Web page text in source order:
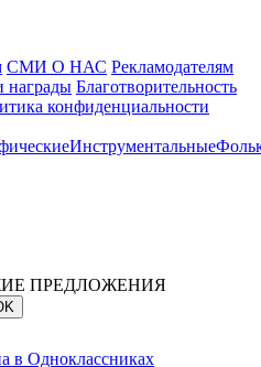
СМИ О НАС Рекламодателям
награды Благотворительность
конфиденциальности
Инструментальные
ПРЕДЛОЖЕНИЯ